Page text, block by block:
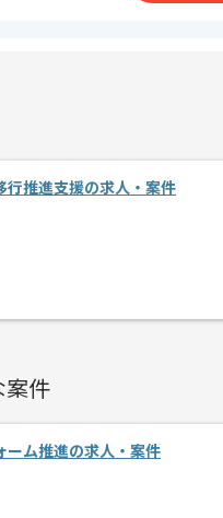
クでの実績がある企業の案件で
を活かすことができます。
行推進支援の求人・案件
案件
ーム推進の求人・案件